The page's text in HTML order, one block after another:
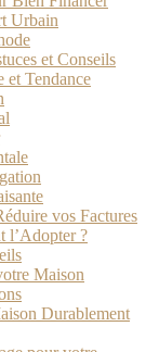
Urbain
et Conseils
et Tendance
vos Factures
l’Adopter ?
Maison
Durablement